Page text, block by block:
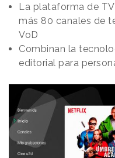
La plataforma de
más 80 canales de
VoD
Combinan la
editorial para